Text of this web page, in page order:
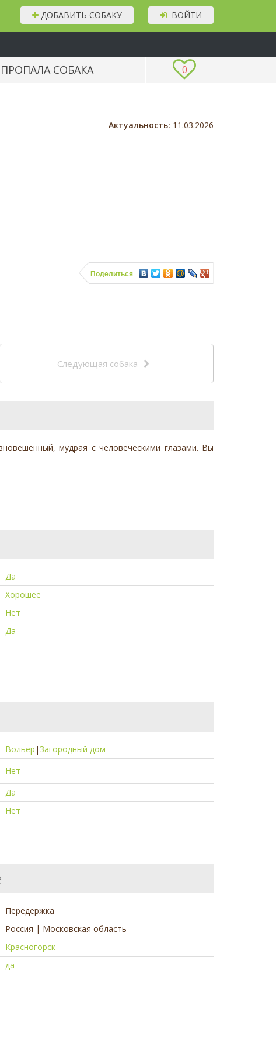
ВОЙТИ
ДОБАВИТЬ СОБАКУ
0
ПРОПАЛА СОБАКА
Актуальность: 11.03.2026
Поделиться
Следующая собака
мудрая с человеческими глазами. Вы
Да
Хорошее
Нет
Да
Вольер |Загородный дом
Нет
Да
Нет
Передержка
Россия | Московская область
Красногорск
да